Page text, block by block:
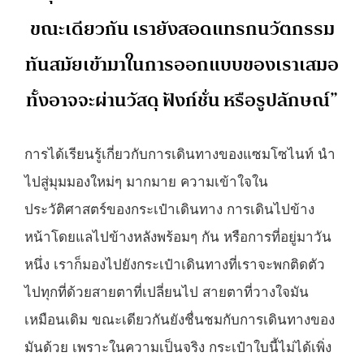
ขณะเดียวกัน เรายังสอดแทรกนวัตกรรม
ทันสมัยเข้ามาในการออกแบบของเราเสมอ
ทั้งอาจจะผ่านวัสดุ ฟังก์ชั่น หรือรูปลักษณ์”
การได้เรียนรู้เกี่ยวกับการเดินทางของแซมโซไนท์ นำ
ไปสู่มุมมองใหม่ๆ มากมาย ความเข้าใจใน
ประวัติศาสตร์ของกระเป๋าเดินทาง การเดินไปข้าง
หน้าโดยแลไปข้างหลังพร้อมๆ กัน หรือการที่อยู่มาวัน
หนึ่ง เราก็มองไปยังกระเป๋าเดินทางที่เราจะพกติดตัว
ไปทุกที่ด้วยสายตาที่เปลี่ยนไป สายตาที่วางใจมัน
เหมือนเดิม ขณะเดียวกันยังชื่นชมกับการเดินทางของ
มันด้วย เพราะในความเป็นจริง กระเป๋าใบนี้ไม่ได้เพิ่ง